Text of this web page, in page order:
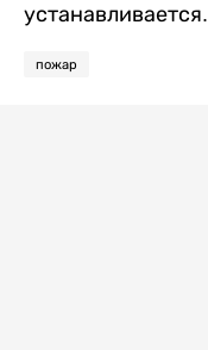
устанавливается.
пожар